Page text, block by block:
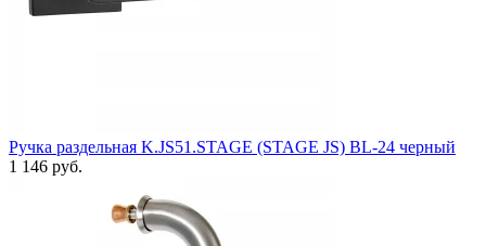
Ручка раздельная K.JS51.STAGE (STAGE JS) BL-24 черный
1 146 руб.